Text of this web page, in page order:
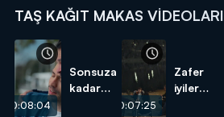
TAŞ KAĞIT MAKAS VIDEOLARI
00:08:04
Sonsuza
kadar
00:07:25
Zafer
iyiler